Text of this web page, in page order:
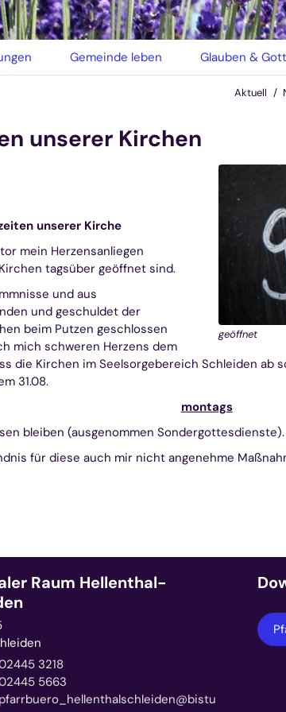
Gemeinde leben Glauben &
Aktuell
unserer Kirchen
geöffnet
unserer Kirche
mein Herzensanliegen
tagsüber geöffnet sind.
und aus
und geschuldet der
beim Putzen geschlossen
mich schweren Herzens dem
die Kirchen im Seelsorgebereich Schleiden ab
31.08.
montags
bleiben (ausgenommen Sondergottesdienste).
für diese auch mir nicht angenehme
Raum Hellenthal-
3218
5663
pfarrbuero_hellenthalschleiden@bistu